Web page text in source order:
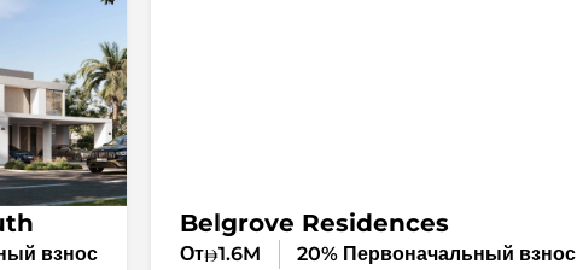
взнос
Belgrove Residences
От 1.6M
20% Первоначальный взнос